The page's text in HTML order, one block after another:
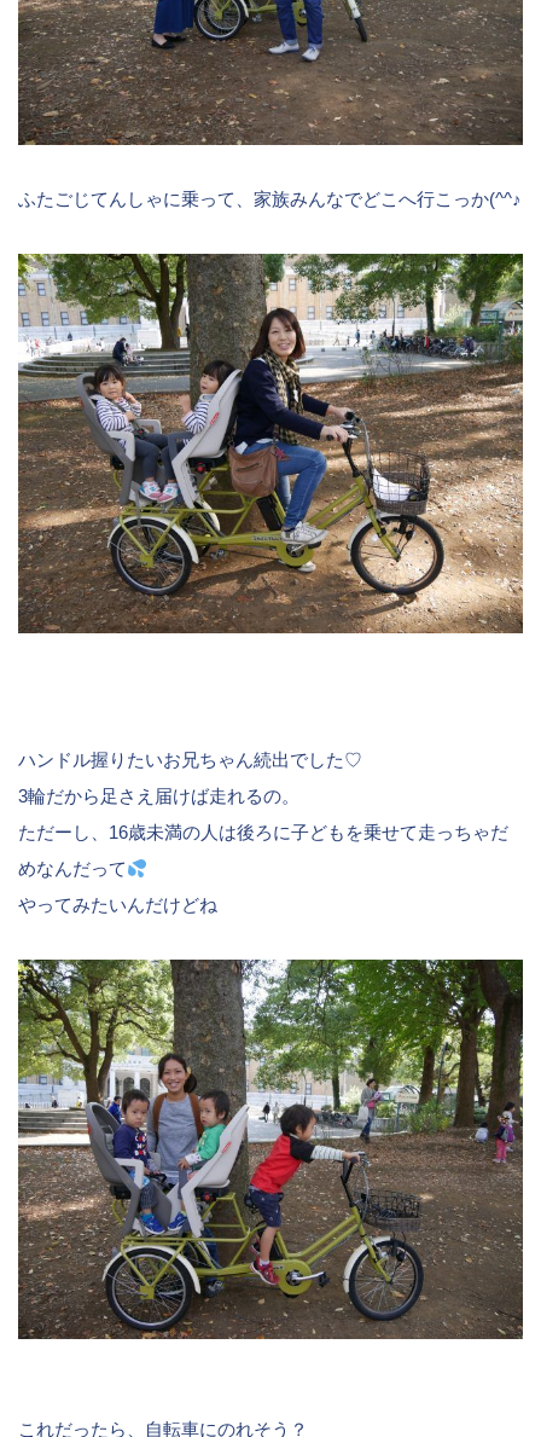
ふたごじてんしゃに乗って、家族みんなでどこへ行こっか(^^♪
ハンドル握りたいお兄ちゃん続出でした♡
3輪だから足さえ届けば走れるの。
ただーし、16歳未満の人は後ろに子どもを乗せて走っちゃだ
めなんだって
やってみたいんだけどね
これだったら、自転車にのれそう？